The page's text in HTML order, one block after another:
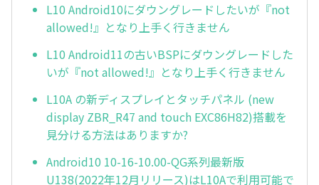
L10 Android10にダウングレードしたいが『not
allowed!』となり上手く行きません
L10 Android11の古いBSPにダウングレードした
いが『not allowed!』となり上手く行きません
L10A の新ディスプレイとタッチパネル (new
display ZBR_R47 and touch EXC86H82)搭載を
見分ける方法はありますか?
Android10 10-16-10.00-QG系列最新版
U138(2022年12月リリース)はL10Aで利用可能で